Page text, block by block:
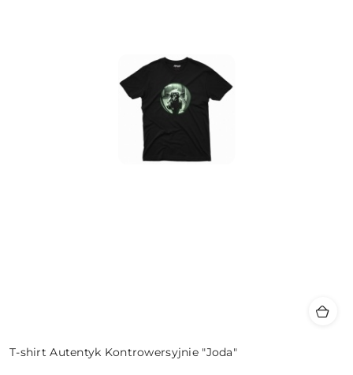
T-shirt Autentyk Kontrowersyjnie "Joda"